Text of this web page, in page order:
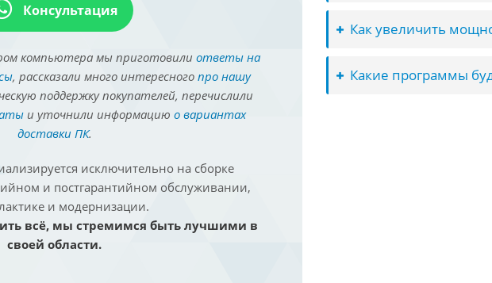
Консультация
компьютера мы приготовили ответы на
, рассказали много интересного про нашу
поддержку покупателей, перечислили
и уточнили информацию о вариантах
доставки ПК.
исключительно на сборке
и постгарантийном обслуживании,
и модернизации.
всё, мы стремимся быть лучшими в
своей области.
Как увеличить
Какие программы